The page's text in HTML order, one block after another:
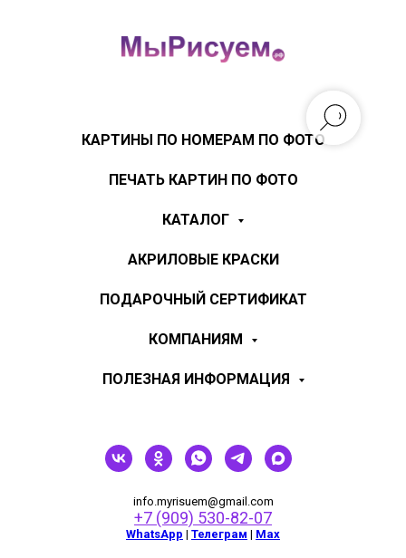
КАРТИНЫ ПО НОМЕРАМ ПО ФОТО
ПЕЧАТЬ КАРТИН ПО ФОТО
КАТАЛОГ
АКРИЛОВЫЕ КРАСКИ
ПОДАРОЧНЫЙ СЕРТИФИКАТ
КОМПАНИЯМ
ПОЛЕЗНАЯ ИНФОРМАЦИЯ
info.myrisuem@gmail.com
+7 (909) 530-82-07
WhatsApp | Телеграм | Мах